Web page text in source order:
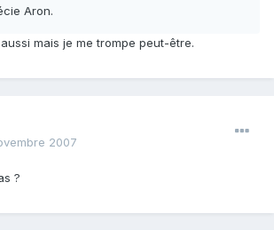
Aron.
mais je me trompe peut-être.
2007
?